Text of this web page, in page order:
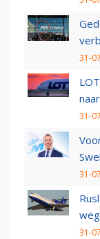
31-
31-
31-
31-